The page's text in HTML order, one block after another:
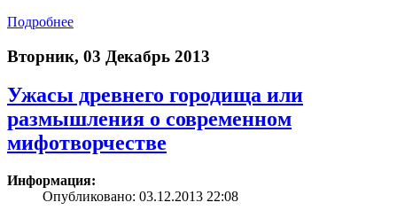
Подробнее
Вторник, 03 Декабрь 2013
Ужасы древнего городища или
размышления о современном
мифотворчестве
Информация:
Опубликовано: 03.12.2013 22:08